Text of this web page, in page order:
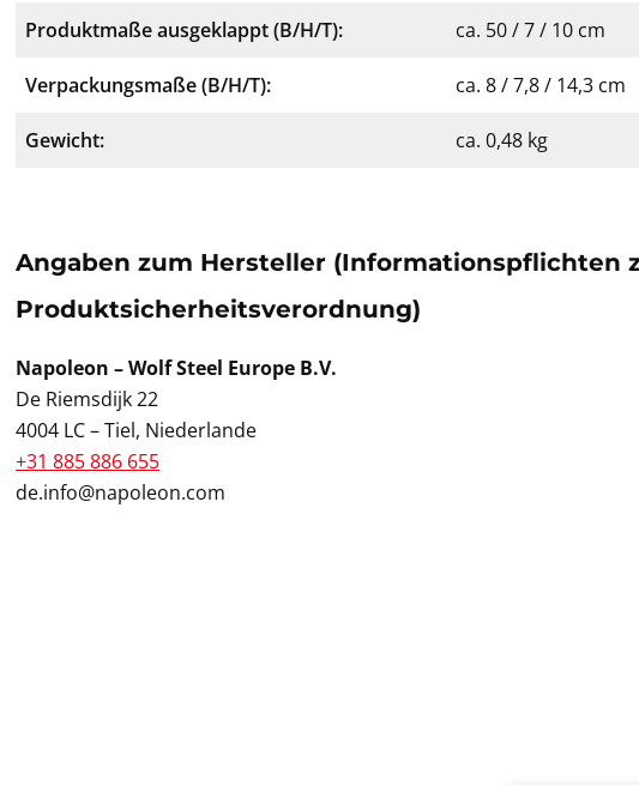
Produktmaße ausgeklappt (B/H/T): ca. 50 / 7 / 10 cm
Verpackungsmaße (B/H/T): ca. 8 / 7,8 / 14,3 cm
Gewicht: ca. 0,48 kg
Angaben zum Hersteller (Informationspflichten
Produktsicherheitsverordnung)
Napoleon – Wolf Steel Europe B.V.
De Riemsdijk 22
4004 LC – Tiel, Niederlande
+31 885 886 655
de.info@napoleon.com